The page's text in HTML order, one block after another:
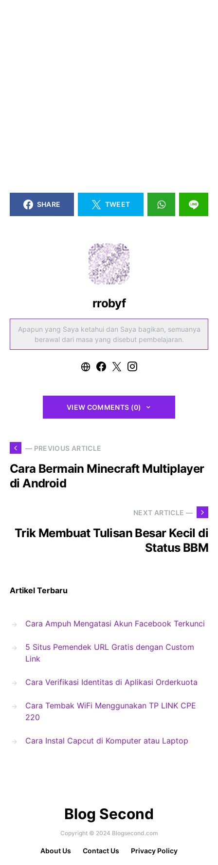
SHARE TWEET
rrobyf
Apapun yang Saya ketahui dan Saya bagikan, semuanya
berawal dari masa yang disebut pembelajaran.
VIEW COMMENTS (0)
— PREVIOUS ARTICLE
Cara Bermain Minecraft Multiplayer
di Android
NEXT ARTICLE —
Trik Membuat Tulisan Besar Kecil di
Status BBM
Artikel Terbaru
Cara Ampuh Mengatasi Akun Facebook Terkunci
5 Situs Pemendek URL Gratis dengan Custom
Link
Cara Verifikasi Identitas di Aplikasi Orderkuota
Cara Tembak WiFi Menggunakan TP LINK CPE
220
Cara Instal Capcut di Komputer atau Laptop
Blog Second
Copyright © 2024 Blogsecond.com
About Us Contact Us Privacy Policy